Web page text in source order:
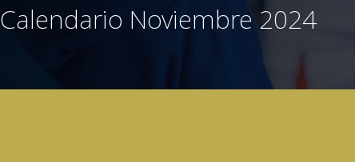
Calendario Noviembre 2024